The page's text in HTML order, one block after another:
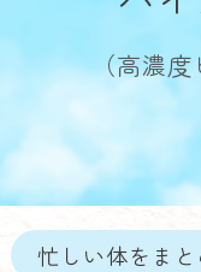
（高濃度
忙しい体をまと